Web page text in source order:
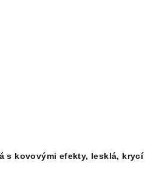
s kovovými efekty, lesklá, krycí